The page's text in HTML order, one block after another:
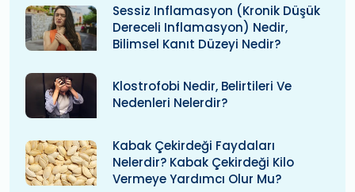
Sessiz Inflamasyon (kronik Düşük
Dereceli Inflamasyon) Nedir,
Bilimsel Kanıt Düzeyi Nedir?
Klostrofobi Nedir, Belirtileri Ve
Nedenleri Nelerdir?
Kabak Çekirdeği Faydaları
Nelerdir? Kabak Çekirdeği Kilo
Vermeye Yardımcı Olur Mu?